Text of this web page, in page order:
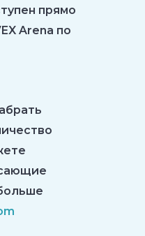
прямо
Arena по